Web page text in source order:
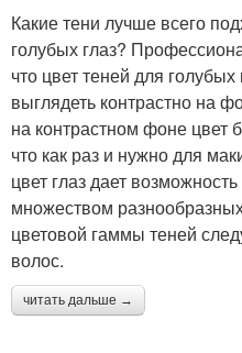
Какие тени лучше всего
голубых глаз?
что цвет теней для
выглядеть контрастно на
на контрастном фоне цвет
что как раз и нужно для
цвет глаз дает
множеством
цветовой гаммы теней
волос.
читать дальше →